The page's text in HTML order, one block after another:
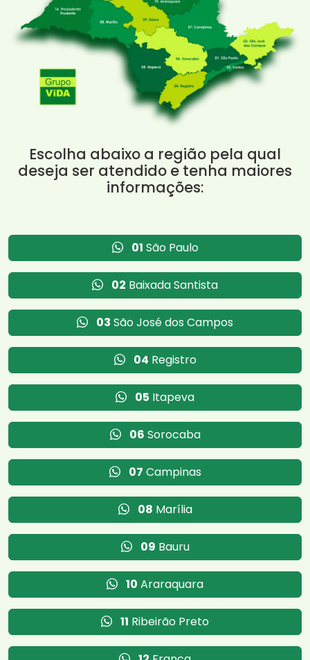
Escolha abaixo a região pela qual
deseja ser atendido e tenha maiores
informações:
01 São Paulo
02 Baixada Santista
03 São José dos Campos
04 Registro
05 Itapeva
06 Sorocaba
07 Campinas
08 Marília
09 Bauru
10 Araraquara
11 Ribeirão Preto